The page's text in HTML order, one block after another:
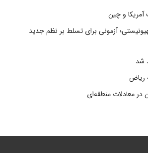
آمریکا و چین
آزمونی برای تسلط بر نظم جدید
شد
ریاض
در معادلات منطقه‌ای